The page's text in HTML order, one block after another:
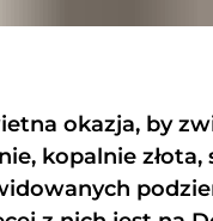
okazja, by
kopalnie